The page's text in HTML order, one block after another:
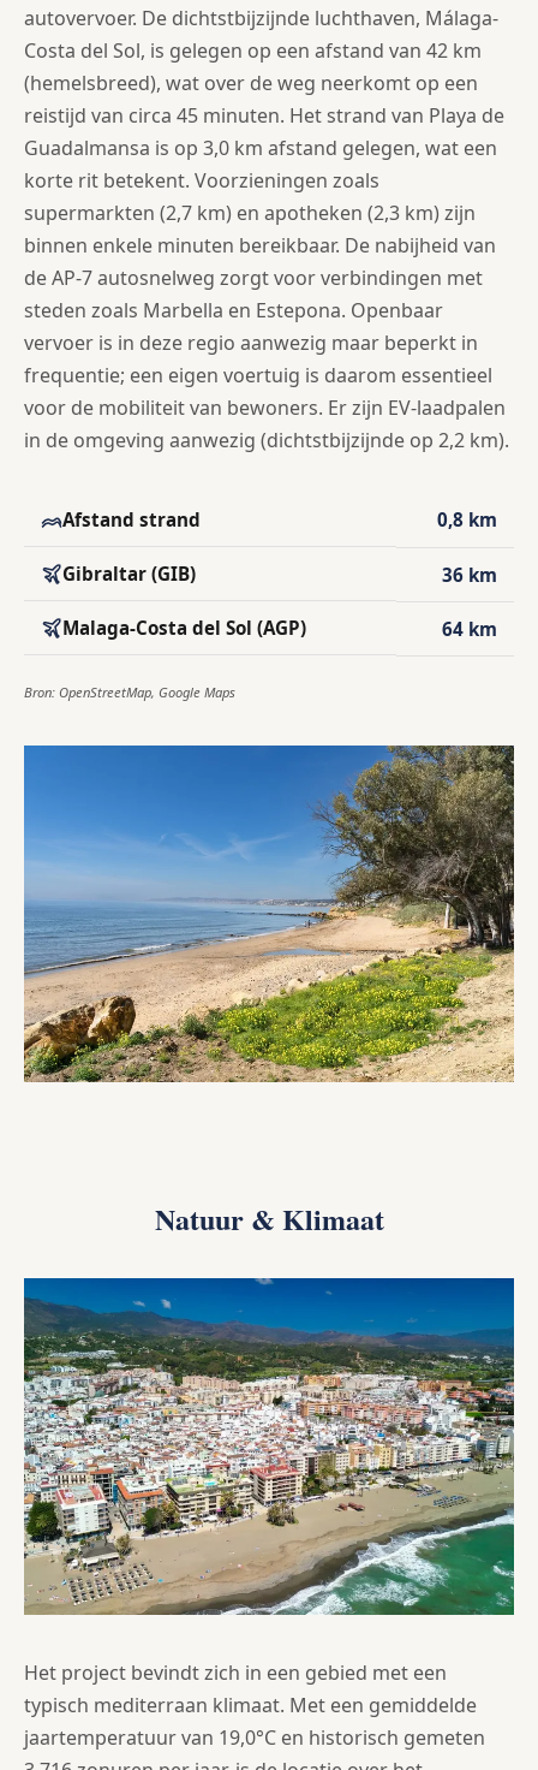
autovervoer. De dichtstbijzijnde luchthaven, Málaga-
Costa del Sol, is gelegen op een afstand van 42 km
(hemelsbreed), wat over de weg neerkomt op een
reistijd van circa 45 minuten. Het strand van Playa de
Guadalmansa is op 3,0 km afstand gelegen, wat een
korte rit betekent. Voorzieningen zoals
supermarkten (2,7 km) en apotheken (2,3 km) zijn
binnen enkele minuten bereikbaar. De nabijheid van
de AP-7 autosnelweg zorgt voor verbindingen met
steden zoals Marbella en Estepona. Openbaar
vervoer is in deze regio aanwezig maar beperkt in
frequentie; een eigen voertuig is daarom essentieel
voor de mobiliteit van bewoners. Er zijn EV-laadpalen
in de omgeving aanwezig (dichtstbijzijnde op 2,2 km).
Afstand strand 0,8 km
Gibraltar (GIB) 36 km
Malaga-Costa del Sol (AGP) 64 km
Bron: OpenStreetMap, Google Maps
Natuur & Klimaat
Het project bevindt zich in een gebied met een
typisch mediterraan klimaat. Met een gemiddelde
jaartemperatuur van 19,0°C en historisch gemeten